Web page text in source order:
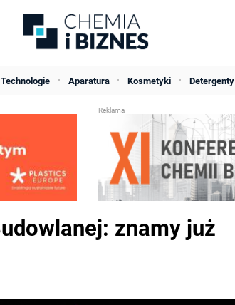
Technologie Aparatura Kosmetyki Detergenty
znamy już